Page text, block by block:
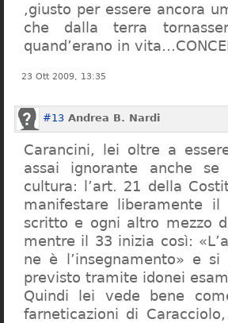
,giusto per essere ancora
che dalla terra
quand’erano in
23 Ott 2009, 13:35
#13 Andrea B. Nardi
Carancini, lei oltre a
assai ignorante anche
cultura: l’art. 21 della
manifestare liberamente
scritto e ogni altro mezzo
mentre il 33 inizia così:
ne è l’insegnamento» e si
previsto tramite idonei
Quindi lei vede bene
farneticazioni di